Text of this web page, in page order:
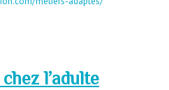
l’adulte